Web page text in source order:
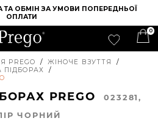
ОБМІН ЗА УМОВИ ПОПЕРЕДНЬОЇ
ОПЛАТИ
0
PREGO / ЖІНОЧЕ ВЗУТТЯ
/
ПІДБОРАХ
/
PREGO023281,
ЧОРНИЙ